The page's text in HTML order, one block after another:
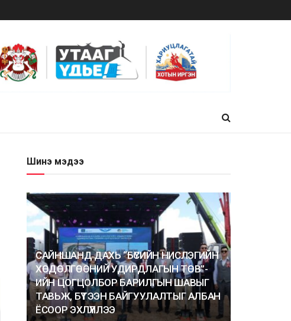
Шинэ мэдээ
САЙНШАНД ДАХЬ “БҮСИЙН НИСЛЭГИЙН
ХӨДӨЛГӨӨНИЙ УДИРДЛАГЫН ТӨВ”-
ИЙН ЦОГЦОЛБОР БАРИЛГЫН ШАВЫГ
ТАВЬЖ, БҮТЭЭН БАЙГУУЛАЛТЫГ АЛБАН
ЁСООР ЭХЛҮҮЛЛЭЭ